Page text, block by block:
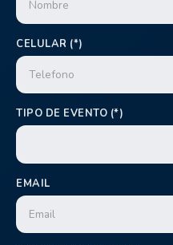
CELULAR (*)
TIPO DE EVENTO (*)
EMAIL